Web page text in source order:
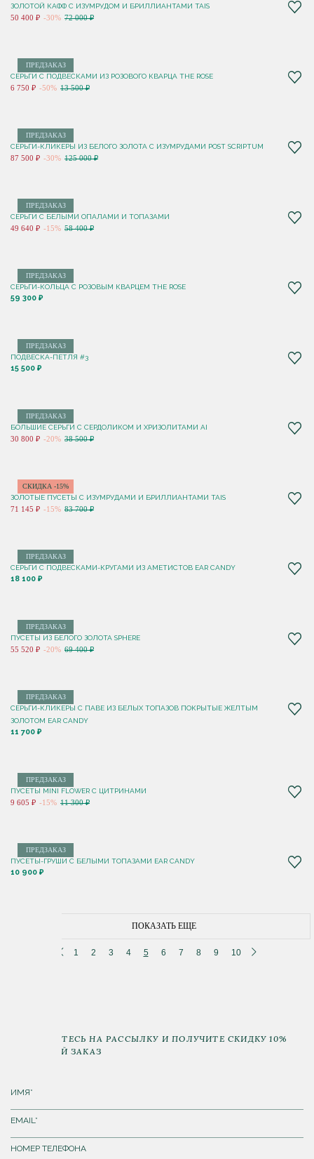
ЗОЛОТОЙ КАФФ С ИЗУМРУДОМ И БРИЛЛИАНТАМИ TAIS
50 400 ₽ -30% 72 000 ₽
ПРЕДЗАКАЗ
СЕРЬГИ С ПОДВЕСКАМИ ИЗ РОЗОВОГО КВАРЦА THE ROSE
6 750 ₽ -50% 13 500 ₽
ПРЕДЗАКАЗ
СЕРЬГИ-КЛИКЕРЫ ИЗ БЕЛОГО ЗОЛОТА С ИЗУМРУДАМИ POST SCRIPTUM
87 500 ₽ -30% 125 000 ₽
ПРЕДЗАКАЗ
СЕРЬГИ С БЕЛЫМИ ОПАЛАМИ И ТОПАЗАМИ
49 640 ₽ -15% 58 400 ₽
ПРЕДЗАКАЗ
СЕРЬГИ-КОЛЬЦА С РОЗОВЫМ КВАРЦЕМ THE ROSE
59 300 ₽
ПРЕДЗАКАЗ
ПОДВЕСКА-ПЕТЛЯ #3
15 500 ₽
ПРЕДЗАКАЗ
БОЛЬШИЕ СЕРЬГИ С СЕРДОЛИКОМ И ХРИЗОЛИТАМИ AI
30 800 ₽ -20% 38 500 ₽
СКИДКА -15%
ЗОЛОТЫЕ ПУСЕТЫ С ИЗУМРУДАМИ И БРИЛЛИАНТАМИ TAIS
71 145 ₽ -15% 83 700 ₽
ПРЕДЗАКАЗ
СЕРЬГИ С ПОДВЕСКАМИ-КРУГАМИ ИЗ АМЕТИСТОВ EAR CANDY
18 100 ₽
ПРЕДЗАКАЗ
ПУСЕТЫ ИЗ БЕЛОГО ЗОЛОТА SPHERE
55 520 ₽ -20% 69 400 ₽
ПРЕДЗАКАЗ
СЕРЬГИ-КЛИКЕРЫ С ПАВЕ ИЗ БЕЛЫХ ТОПАЗОВ ПОКРЫТЫЕ ЖЕЛТЫМ
ЗОЛОТОМ EAR CANDY
11 700 ₽
ПРЕДЗАКАЗ
ПУСЕТЫ MINI FLOWER С ЦИТРИНАМИ
9 605 ₽ -15% 11 300 ₽
ПРЕДЗАКАЗ
ПУСЕТЫ-ГРУШИ С БЕЛЫМИ ТОПАЗАМИ EAR CANDY
10 900 ₽
ПОКАЗАТЬ ЕЩЕ
1 2 3 4 5 6 7 8 9 10
ПОДПИШИТЕСЬ НА РАССЫЛКУ И ПОЛУЧИТЕ СКИДКУ 10%
НА ПЕРВЫЙ ЗАКАЗ